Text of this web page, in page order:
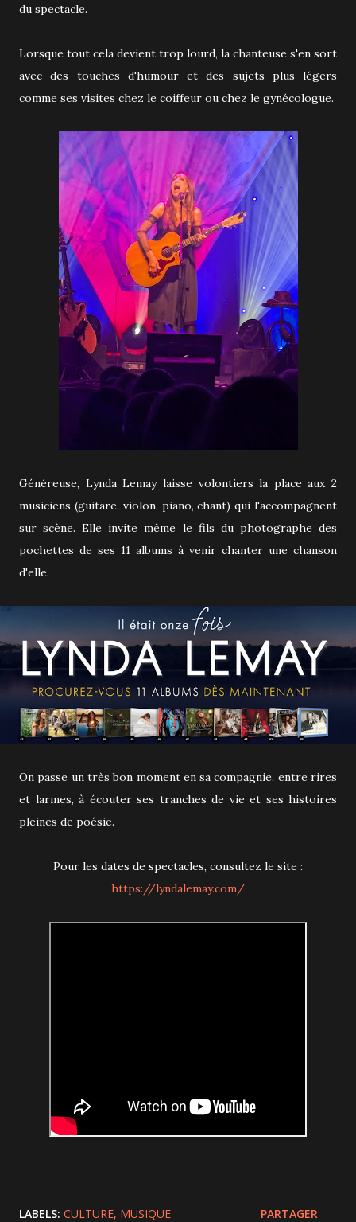
du spectacle.
Lorsque tout cela devient trop lourd, la chanteuse s'en sort
avec des touches d'humour et des sujets plus légers
comme ses visites chez le coiffeur ou chez le gynécologue.
Généreuse, Lynda Lemay laisse volontiers la place aux 2
musiciens (guitare, violon, piano, chant) qui l'accompagnent
sur scène. Elle invite même le fils du photographe des
pochettes de ses 11 albums à venir chanter une chanson
d'elle.
On passe un très bon moment en sa compagnie, entre rires
et larmes, à écouter ses tranches de vie et ses histoires
pleines de poésie.
Pour les dates de spectacles, consultez le site :
https://lyndalemay.com/
LABELS: CULTURE MUSIQUE PARTAGER